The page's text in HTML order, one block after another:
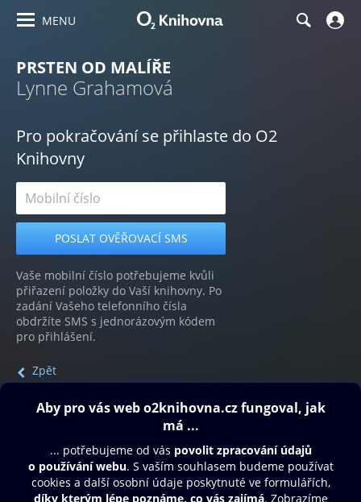
MENU
PRSTEN OD MALÍŘE
Lynne Grahamová
Pro pokračování se přihlaste do O2
Knihovny
Vaše mobilní číslo potřebujeme kvůli
přiřazení položky do Vaší knihovny. Po
zadání Vašeho telefonního čísla
obdržíte SMS s jednorázovým kódem
pro přihlášení.
Zpět
Obsah ke stažení
Moje O2 Knihovna